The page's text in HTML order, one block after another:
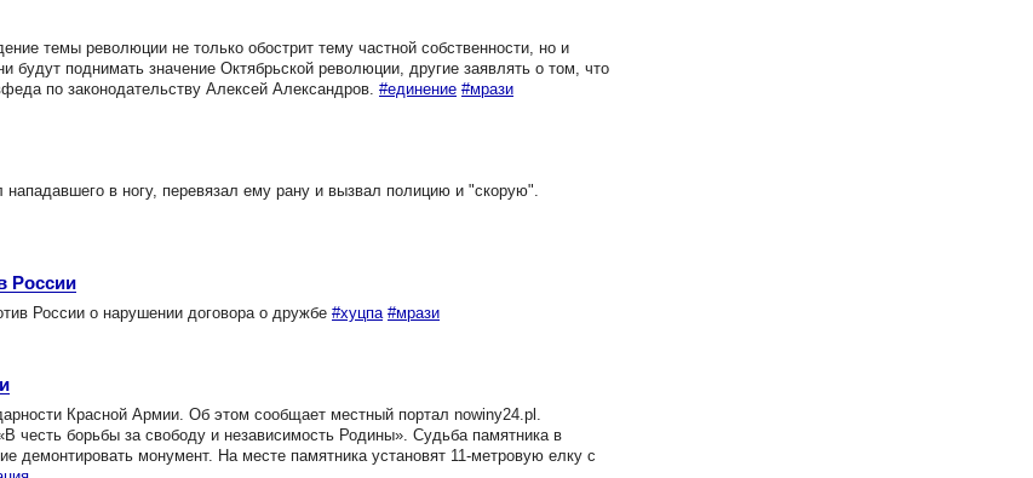
темы революции не только обострит тему частной собственности, но и
поднимать значение Октябрьской революции, другие заявлять о том, что
по законодательству Алексей Александров. #единение #мрази
в ногу, перевязал ему рану и вызвал полицию и "скорую".
России
России о нарушении договора о дружбе #хуцпа #мрази
Красной Армии. Об этом сообщает местный портал nowiny24.pl.
честь борьбы за свободу и независимость Родины». Судьба памятника в
демонтировать монумент. На месте памятника установят 11-метровую елку с